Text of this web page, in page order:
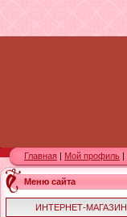
Главная Мой профиль
Меню сайта
ИНТЕРНЕТ-МАГАЗИН